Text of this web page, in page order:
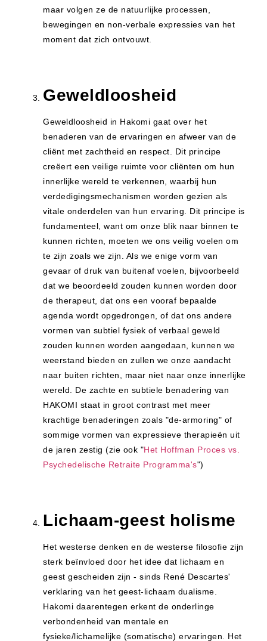
maar volgen ze de natuurlijke processen,
bewegingen en non-verbale expressies van het
moment dat zich ontvouwt.
Geweldloosheid
Geweldloosheid in Hakomi gaat over het
benaderen van de ervaringen en afweer van de
cliënt met zachtheid en respect. Dit principe
creëert een veilige ruimte voor cliënten om hun
innerlijke wereld te verkennen, waarbij hun
verdedigingsmechanismen worden gezien als
vitale onderdelen van hun ervaring. Dit principe is
fundamenteel, want om onze blik naar binnen te
kunnen richten, moeten we ons veilig voelen om
te zijn zoals we zijn. Als we enige vorm van
gevaar of druk van buitenaf voelen, bijvoorbeeld
dat we beoordeeld zouden kunnen worden door
de therapeut, dat ons een vooraf bepaalde
agenda wordt opgedrongen, of dat ons andere
vormen van subtiel fysiek of verbaal geweld
zouden kunnen worden aangedaan, kunnen we
weerstand bieden en zullen we onze aandacht
naar buiten richten, maar niet naar onze innerlijke
wereld. De zachte en subtiele benadering van
HAKOMI staat in groot contrast met meer
krachtige benaderingen zoals "de-armoring" of
sommige vormen van expressieve therapieën uit
de jaren zestig (zie ook "Het Hoffman Proces vs.
Psychedelische Retraite Programma's")
Lichaam-geest holisme
Het westerse denken en de westerse filosofie zijn
sterk beïnvloed door het idee dat lichaam en
geest gescheiden zijn - sinds René Descartes'
verklaring van het geest-lichaam dualisme.
Hakomi daarentegen erkent de onderlinge
verbondenheid van mentale en
fysieke/lichamelijke (somatische) ervaringen. Het